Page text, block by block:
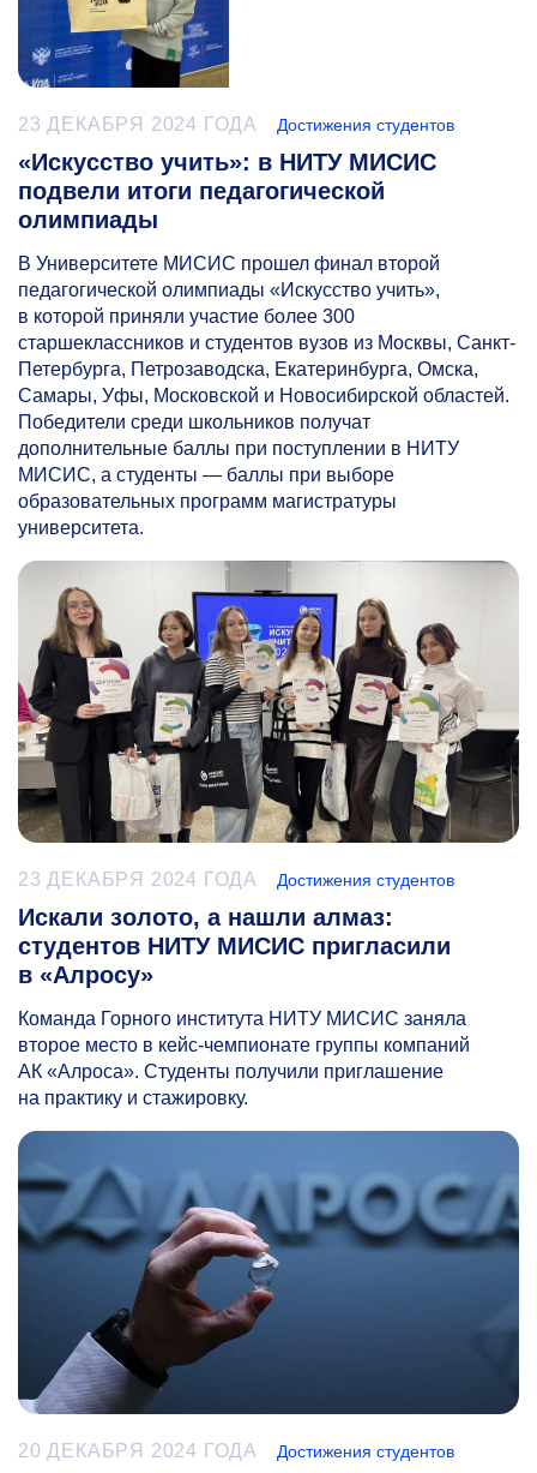
23 ДЕКАБРЯ 2024 ГОДА Достижения студентов
«Искусство учить»: в НИТУ МИСИС
подвели итоги педагогической
олимпиады
В Университете МИСИС прошел финал второй
педагогической олимпиады «Искусство учить»,
в которой приняли участие более 300
старшеклассников и студентов вузов из Москвы, Санкт-
Петербурга, Петрозаводска, Екатеринбурга, Омска,
Самары, Уфы, Московской и Новосибирской областей.
Победители среди школьников получат
дополнительные баллы при поступлении в НИТУ
МИСИС, а студенты — баллы при выборе
образовательных программ магистратуры
университета.
23 ДЕКАБРЯ 2024 ГОДА Достижения студентов
Искали золото, а нашли алмаз:
студентов НИТУ МИСИС пригласили
в «Алросу»
Команда Горного института НИТУ МИСИС заняла
второе место в кейс-чемпионате группы компаний
АК «Алроса». Студенты получили приглашение
на практику и стажировку.
20 ДЕКАБРЯ 2024 ГОДА Достижения студентов